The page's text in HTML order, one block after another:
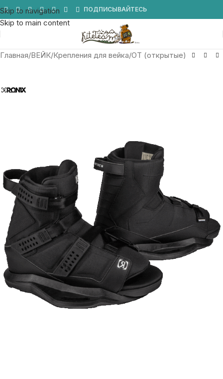
Skip to navigation
Skip to main content
ПОДПИСЫВАЙТЕСЬ
Главная/ВЕЙК/Крепления для вейка/OT (открытые)